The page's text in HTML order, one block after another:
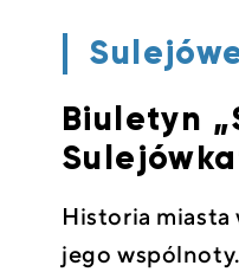
Biuletyn
Historia miasta
jego